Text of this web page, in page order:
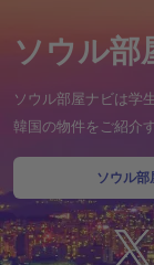
ソウル部
ソウル部屋ナビは学
韓国の物件をご紹介
ソウル部